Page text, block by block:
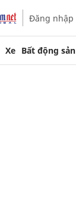
Đăng nhập
Xe Bất động sản